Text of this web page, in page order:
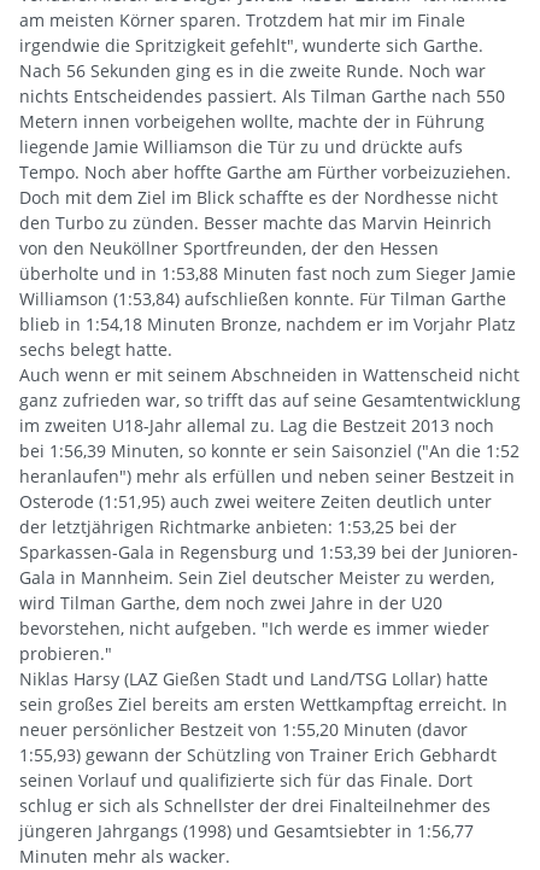
am meisten Körner sparen. Trotzdem hat mir im Finale
irgendwie die Spritzigkeit gefehlt", wunderte sich Garthe.
Nach 56 Sekunden ging es in die zweite Runde. Noch war
nichts Entscheidendes passiert. Als Tilman Garthe nach 550
Metern innen vorbeigehen wollte, machte der in Führung
liegende Jamie Williamson die Tür zu und drückte aufs
Tempo. Noch aber hoffte Garthe am Fürther vorbeizuziehen.
Doch mit dem Ziel im Blick schaffte es der Nordhesse nicht
den Turbo zu zünden. Besser machte das Marvin Heinrich
von den Neuköllner Sportfreunden, der den Hessen
überholte und in 1:53,88 Minuten fast noch zum Sieger Jamie
Williamson (1:53,84) aufschließen konnte. Für Tilman Garthe
blieb in 1:54,18 Minuten Bronze, nachdem er im Vorjahr Platz
sechs belegt hatte.
Auch wenn er mit seinem Abschneiden in Wattenscheid nicht
ganz zufrieden war, so trifft das auf seine Gesamtentwicklung
im zweiten U18-Jahr allemal zu. Lag die Bestzeit 2013 noch
bei 1:56,39 Minuten, so konnte er sein Saisonziel ("An die 1:52
heranlaufen") mehr als erfüllen und neben seiner Bestzeit in
Osterode (1:51,95) auch zwei weitere Zeiten deutlich unter
der letztjährigen Richtmarke anbieten: 1:53,25 bei der
Sparkassen-Gala in Regensburg und 1:53,39 bei der Junioren-
Gala in Mannheim. Sein Ziel deutscher Meister zu werden,
wird Tilman Garthe, dem noch zwei Jahre in der U20
bevorstehen, nicht aufgeben. "Ich werde es immer wieder
probieren."
Niklas Harsy (LAZ Gießen Stadt und Land/TSG Lollar) hatte
sein großes Ziel bereits am ersten Wettkampftag erreicht. In
neuer persönlicher Bestzeit von 1:55,20 Minuten (davor
1:55,93) gewann der Schützling von Trainer Erich Gebhardt
seinen Vorlauf und qualifizierte sich für das Finale. Dort
schlug er sich als Schnellster der drei Finalteilnehmer des
jüngeren Jahrgangs (1998) und Gesamtsiebter in 1:56,77
Minuten mehr als wacker.